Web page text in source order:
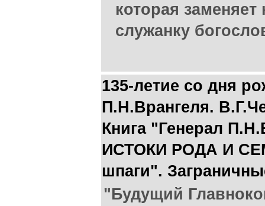
которая
служанку
135-летие со дня
П.Н.Врангеля.
Книга "Генерал
ИСТОКИ РОДА И
шпаги".
"Будущий